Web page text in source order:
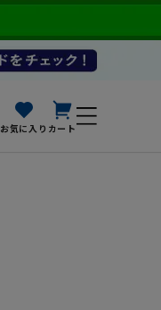
お気に入り カート